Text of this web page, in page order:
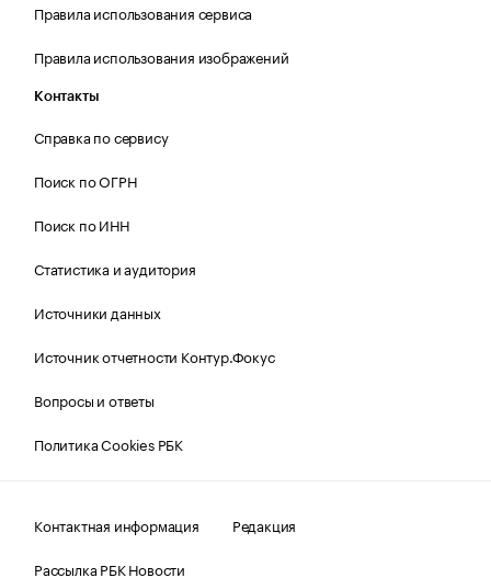
Правила использования сервиса
Правила использования изображений
Контакты
Справка по сервису
Поиск по ОГРН
Поиск по ИНН
Статистика и аудитория
Источники данных
Источник отчетности Контур.Фокус
Вопросы и ответы
Политика Cookies РБК
Контактная информация
Редакция
Рассылка РБК Новости